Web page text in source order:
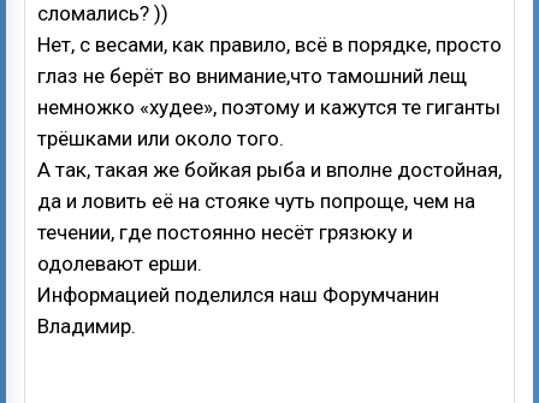
сломались? ))
Нет, с весами, как правило, всё в порядке, просто
глаз не берёт во внимание,что тамошний лещ
немножко «худее», поэтому и кажутся те гиганты
трёшками или около того.
А так, такая же бойкая рыба и вполне достойная,
да и ловить её на стояке чуть попроще, чем на
течении, где постоянно несёт грязюку и
одолевают ерши.
Информацией поделился наш Форумчанин
Владимир.